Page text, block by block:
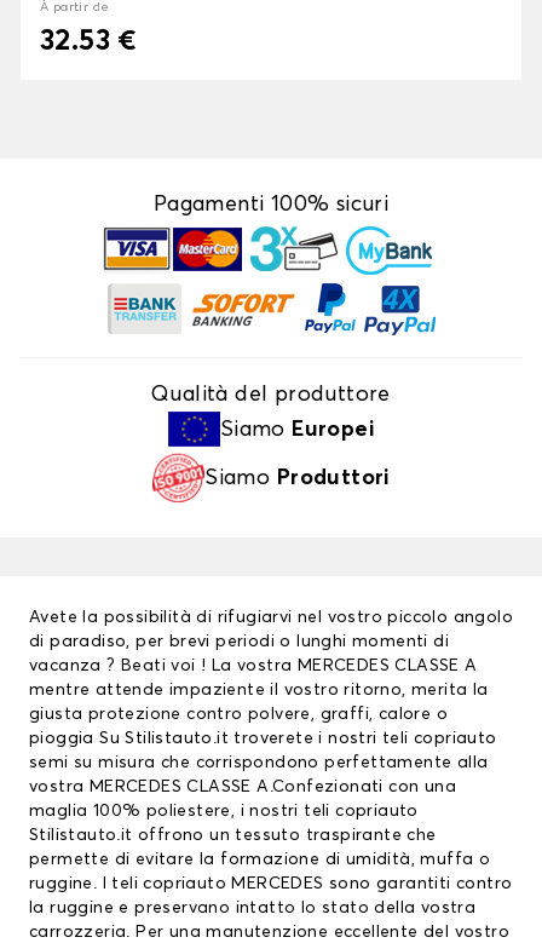
À partir de
32.53 €
Pagamenti 100% sicuri
Qualità del produttore
Siamo Europei
Siamo Produttori
Avete la possibilità di rifugiarvi nel vostro piccolo angolo
di paradiso, per brevi periodi o lunghi momenti di
vacanza ? Beati voi ! La vostra MERCEDES CLASSE A
mentre attende impaziente il vostro ritorno, merita la
giusta protezione contro polvere, graffi, calore o
pioggia Su Stilistauto.it troverete i nostri teli copriauto
semi su misura che corrispondono perfettamente alla
vostra MERCEDES CLASSE A.Confezionati con una
maglia 100% poliestere, i nostri teli copriauto
Stilistauto.it offrono un tessuto traspirante che
permette di evitare la formazione di umidità, muffa o
ruggine. I teli copriauto MERCEDES sono garantiti contro
la ruggine e preservano intatto lo stato della vostra
carrozzeria. Per una manutenzione eccellente del vostro